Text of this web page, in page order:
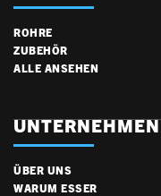
ROHRE
ZUBEHÖR
ALLE ANSEHEN
UNTERNEHMEN
ÜBER UNS
WARUM ESSER